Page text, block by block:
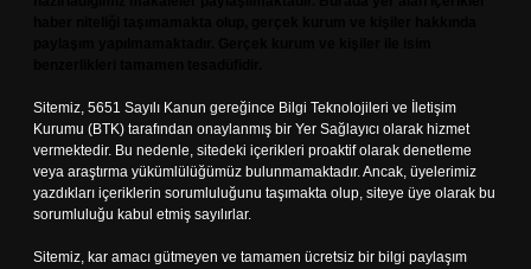
Sitemiz, 5651 Sayılı Kanun gereğince Bilgi Teknolojileri ve İletişim
Kurumu (BTK) tarafından onaylanmış bir Yer Sağlayıcı olarak hizmet
vermektedir. Bu nedenle, sitedeki içerikleri proaktif olarak denetleme
veya araştırma yükümlülüğümüz bulunmamaktadır. Ancak, üyelerimiz
yazdıkları içeriklerin sorumluluğunu taşımakta olup, siteye üye olarak bu
sorumluluğu kabul etmiş sayılırlar.
Sitemiz, kar amacı gütmeyen ve tamamen ücretsiz bir bilgi paylaşım